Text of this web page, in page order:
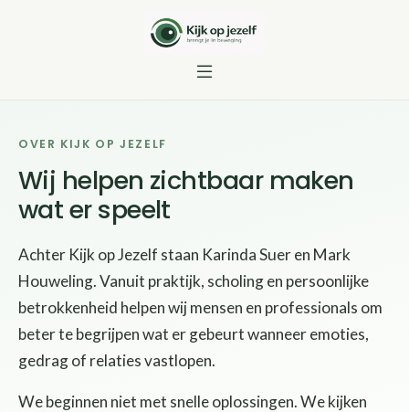
OVER KIJK OP JEZELF
Wij helpen zichtbaar maken
wat er speelt
Achter Kijk op Jezelf staan Karinda Suer en Mark
Houweling. Vanuit praktijk, scholing en persoonlijke
betrokkenheid helpen wij mensen en professionals om
beter te begrijpen wat er gebeurt wanneer emoties,
gedrag of relaties vastlopen.
We beginnen niet met snelle oplossingen. We kijken